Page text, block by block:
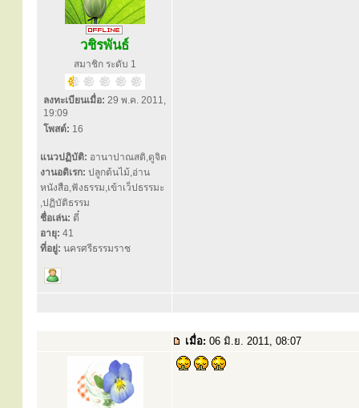
วชิรพันธ์
สมาชิก ระดับ 1
ลงทะเบียนเมื่อ: 29 พ.ค. 2011,
19:09
โพสต์: 16
แนวปฏิบัติ: อานาปาณสติ,ดูจิต
งานอดิเรก: ปลูกต้นไม้,อ่าน
หนังสือ,ฟังธรรม,เข้าเว็ปธรรมะ
,ปฏิบัติธรรม
ชื่อเล่น: ตี๋
อายุ: 41
ที่อยู่: นครศรีธรรมราช
เมื่อ: 06 มิ.ย. 2011, 08:07